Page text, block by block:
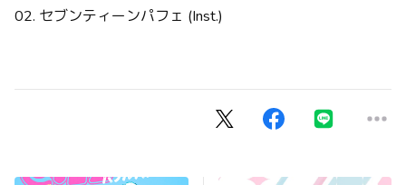
02. セブンティーンパフェ (Inst.)